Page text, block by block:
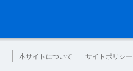
本サイトについて サイトポリシー